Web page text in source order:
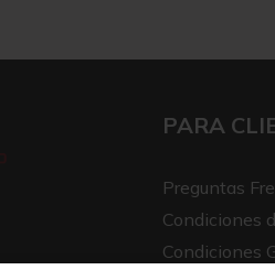
PARA
Preguntas
Condiciones
Condiciones